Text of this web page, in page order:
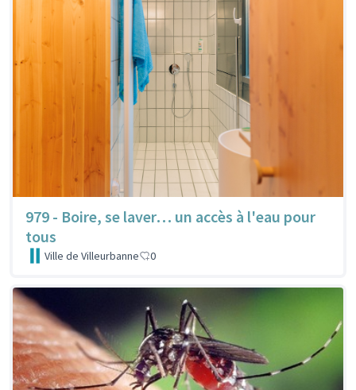
979 - Boire, se laver… un accès à l'eau pour
tous
Ville de Villeurbanne 0